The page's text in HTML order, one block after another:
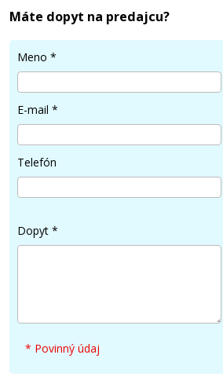
Máte dopyt na predajcu?
Meno *
E-mail *
Telefón
Dopyt *
* Povinný údaj